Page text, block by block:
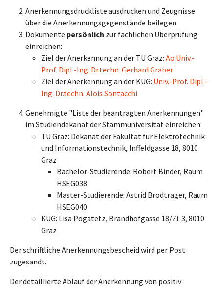
Anerkennungsdruckliste ausdrucken und Zeugnisse
über die Anerkennungsgegenstände beilegen
Dokumente persönlich zur fachlichen Überprüfung
einreichen:
Ziel der Anerkennung an der TU Graz: Ao.Univ.-
Prof. Dipl.-Ing. Dr.techn. Gerhard Graber
Ziel der Anerkennung an der KUG: Univ.-Prof. Dipl.-
Ing. Dr.techn. Alois Sontacchi
Genehmigte "Liste der beantragten Anerkennungen"
im Studiendekanat der Stammuniversität einreichen:
TU Graz: Dekanat der Fakultät für Elektrotechnik
und Informationstechnik, Inffeldgasse 18, 8010
Graz
Bachelor-Studierende: Robert Binder, Raum
HSEG038
Master-Studierende: Astrid Brodtrager, Raum
HSEG040
KUG: Lisa Pogatetz, Brandhofgasse 18/Zi. 3, 8010
Graz
Der schriftliche Anerkennungsbescheid wird per Post
zugesandt.
Der detaillierte Ablauf der Anerkennung von positiv